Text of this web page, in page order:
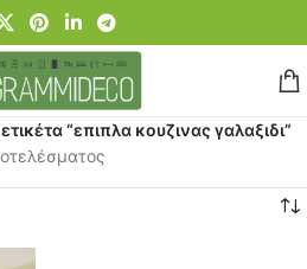
“επιπλα κουζινας γαλαξιδι”